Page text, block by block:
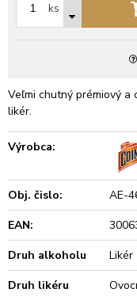
ks
Veľmi chutný prémiový a
likér.
Výrobca:
Obj. čislo:
AE-
EAN:
Druh alkoholu
Likér
Druh likéru